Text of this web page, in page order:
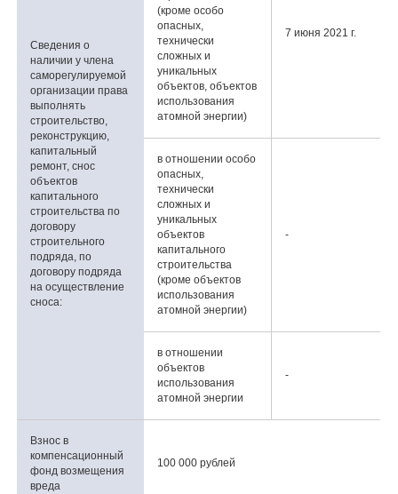
Сведения о
наличии у члена
саморегулируемой
организации права
выполнять
строительство,
реконструкцию,
капитальный
ремонт, снос
объектов
капитального
строительства по
договору
строительного
подряда, по
договору подряда
на осуществление
сноса:
(кроме особо
опасных,
технически
сложных и
уникальных
объектов, объектов
использования
атомной энергии)
7 июня 2021 г.
в отношении особо
опасных,
технически
сложных и
уникальных
объектов
капитального
строительства
(кроме объектов
использования
атомной энергии)
-
в отношении
объектов
использования
атомной энергии
-
Взнос в
компенсационный
фонд возмещения
вреда
100 000 рублей